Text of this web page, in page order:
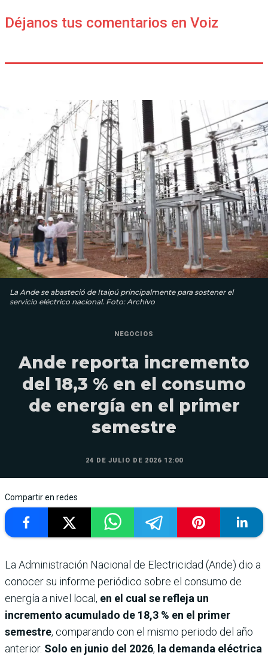
Déjanos tus comentarios en Voiz
La Ande se abasteció de Itaipú principalmente para sostener el
servicio eléctrico nacional. Foto: Archivo
NEGOCIOS
Ande reporta incremento
del 18,3 % en el consumo
de energía en el primer
semestre
24 DE JULIO DE 2026 12:00
Compartir en redes
La Administración Nacional de Electricidad (Ande) dio a
conocer su informe periódico sobre el consumo de
energía a nivel local, en el cual se refleja un
incremento acumulado de 18,3 % en el primer
semestre, comparando con el mismo periodo del año
anterior. Solo en junio del 2026, la demanda eléctrica